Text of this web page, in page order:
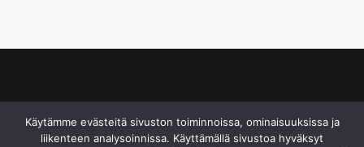
Käytämme evästeitä sivuston toiminnoissa, ominaisuuksissa ja
liikenteen analysoinnissa. Käyttämällä sivustoa hyväksyt